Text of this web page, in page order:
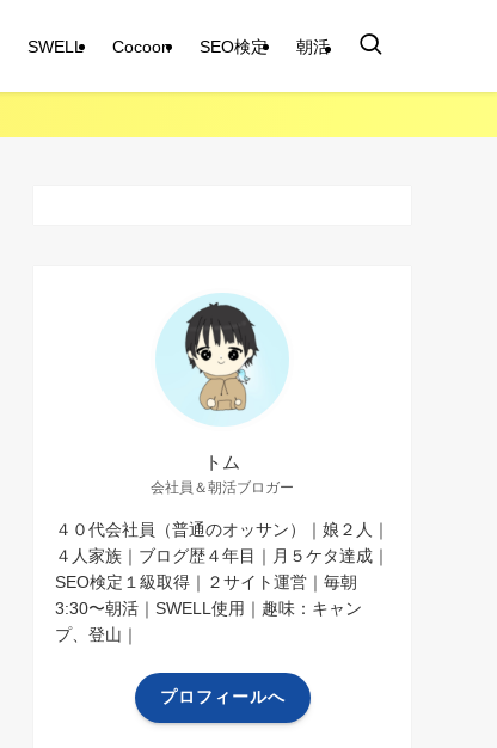
SWELL Cocoon SEO検定 朝活
トム
会社員＆朝活ブロガー
４０代会社員（普通のオッサン）｜娘２人｜
４人家族｜ブログ歴４年目｜月５ケタ達成｜
SEO検定１級取得｜２サイト運営｜毎朝
3:30〜朝活｜SWELL使用｜趣味：キャン
プ、登山｜
プロフィールへ